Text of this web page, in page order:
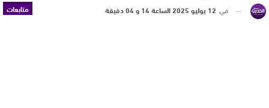
متابعات في 12 يوليو 2025 الساعة 14 و 04 دقيقة